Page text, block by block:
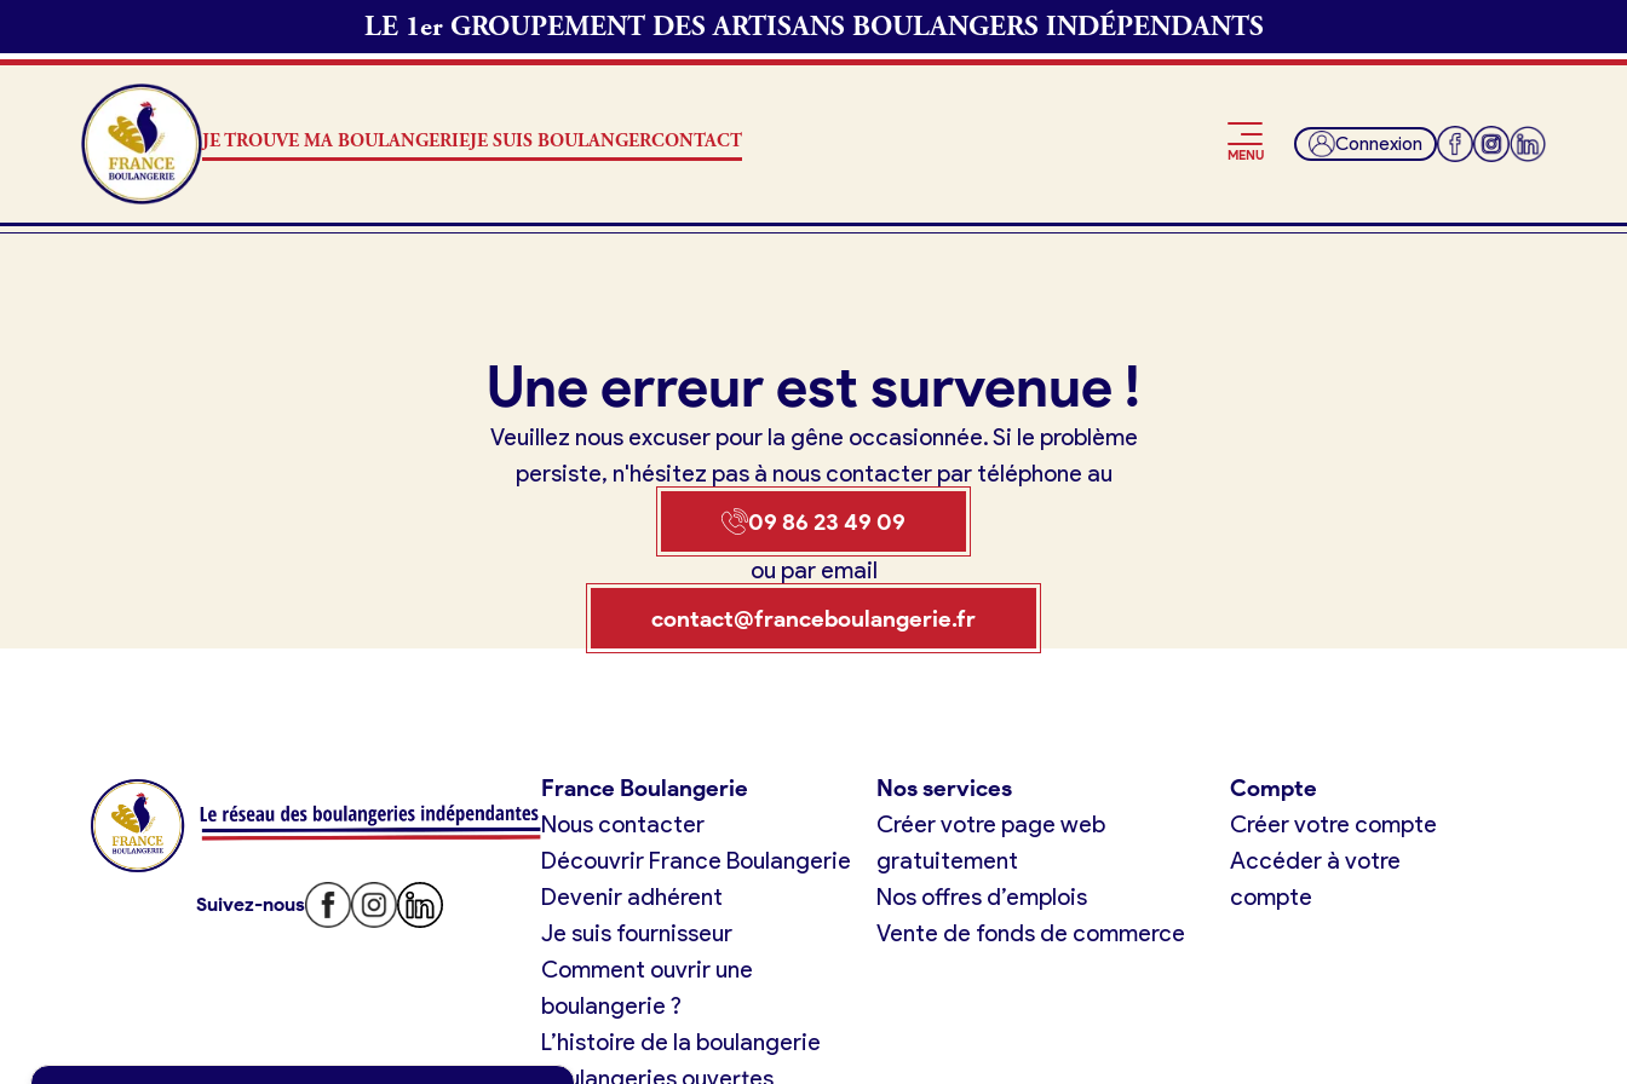
LE 1er GROUPEMENT DES ARTISANS BOULANGERS INDÉPENDANTS
JE TROUVE MA BOULANGERIEJE SUIS BOULANGERCONTACT
MENU Connexion
Je trouve ma boulangerie
Offres d’emploi
Je suis fournisseur
Je découvre France Boulangerie
Pourquoi adhérer à France Boulangerie
Je référence ma boulangerie
Fonds de commerce
Actualités
Je crée mon compte Connexion
Une erreur est survenue !
Veuillez nous excuser pour la gêne occasionnée. Si le problème
persiste, n'hésitez pas à nous contacter par téléphone au
09 86 23 49 09
Oui, appeler Non, annuler
ou par email
contact@franceboulangerie.fr
Suivez-nous
France Boulangerie
Nous contacter
Découvrir France Boulangerie
Devenir adhérent
Je suis fournisseur
Comment ouvrir une
boulangerie ?
L’histoire de la boulangerie
Boulangeries ouvertes
Nos services
Créer votre page web
gratuitement
Nos offres d’emplois
Vente de fonds de commerce
Compte
Créer votre compte
Accéder à votre
compte